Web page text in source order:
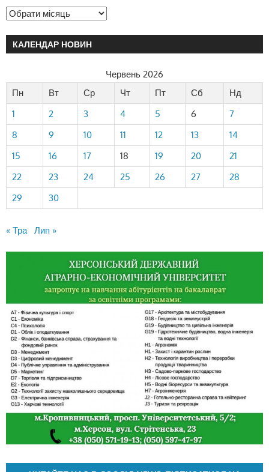
КАЛЕНДАР НОВИН
Червень 2026
Пн
Вт Ср Чт Пт Сб
Нд
1
2 3 4 5 6
7
8
9 10 11 12 13
14
15
16 17 18 19 20
21
22
23 24 25 26 27
28
29
30
« Тра Лип »